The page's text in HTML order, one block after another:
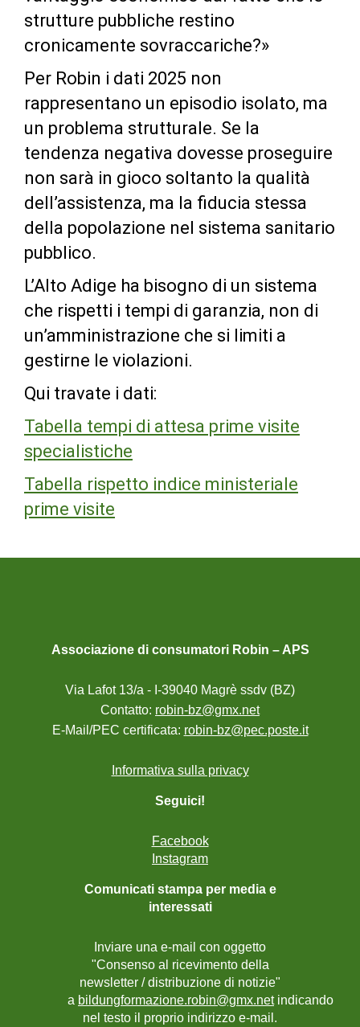
strutture pubbliche restino
cronicamente sovraccariche?»
Per Robin i dati 2025 non
rappresentano un episodio isolato, ma
un problema strutturale. Se la
tendenza negativa dovesse proseguire
non sarà in gioco soltanto la qualità
dell’assistenza, ma la fiducia stessa
della popolazione nel sistema sanitario
pubblico.
L’Alto Adige ha bisogno di un sistema
che rispetti i tempi di garanzia, non di
un’amministrazione che si limiti a
gestirne le violazioni.
Qui travate i dati:
Tabella tempi di attesa prime visite
specialistiche
Tabella rispetto indice ministeriale
prime visite
Associazione di consumatori Robin – APS
Via Lafot 13/a - I-39040 Magrè ssdv (BZ)
Contatto: robin-bz@gmx.net
E-Mail/PEC certificata: robin-bz@pec.poste.it
Informativa sulla privacy
Seguici!
Facebook
Instagram
Comunicati stampa per media e
interessati
Inviare una e-mail con oggetto
"Consenso al ricevimento della
newsletter / distribuzione di notizie"
a bildungformazione.robin@gmx.netindicando
nel testo il proprio indirizzo e-mail.